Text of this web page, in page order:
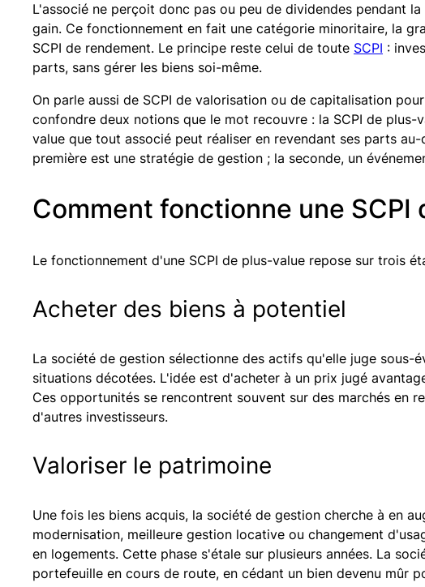
L'associé ne perçoit donc pas ou peu de dividendes pendant
gain. Ce fonctionnement en fait une catégorie minoritaire, la
SCPI de rendement. Le principe reste celui de toute SCPI :
parts, sans gérer les biens soi-même.
On parle aussi de SCPI de valorisation ou de capitalisation
confondre deux notions que le mot recouvre : la SCPI de
value que tout associé peut réaliser en revendant ses parts
première est une stratégie de gestion ; la seconde, un
Comment fonctionne une SCPI
Le fonctionnement d'une SCPI de plus-value repose sur trois
Acheter des biens à potentiel
La société de gestion sélectionne des actifs qu'elle juge sous-
situations décotées. L'idée est d'acheter à un prix jugé
Ces opportunités se rencontrent souvent sur des marchés en
d'autres investisseurs.
Valoriser le patrimoine
Une fois les biens acquis, la société de gestion cherche à en
modernisation, meilleure gestion locative ou changement
en logements. Cette phase s'étale sur plusieurs années. La
portefeuille en cours de route, en cédant un bien devenu mûr